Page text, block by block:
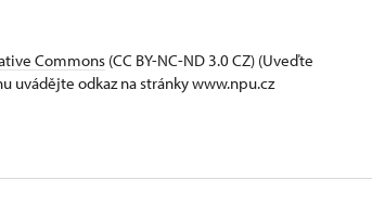
Commons (CC BY-NC-ND 3.0 CZ) (Uveďte
uvádějte odkaz na stránky www.npu.cz